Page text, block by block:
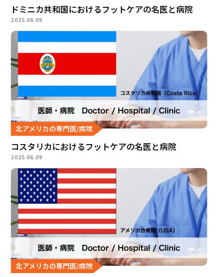
ドミニカ共和国におけるフットケアの名医と病院
2025.06.09
北アメリカの専門医/病院
コスタリカにおけるフットケアの名医と病院
2025.06.09
北アメリカの専門医/病院